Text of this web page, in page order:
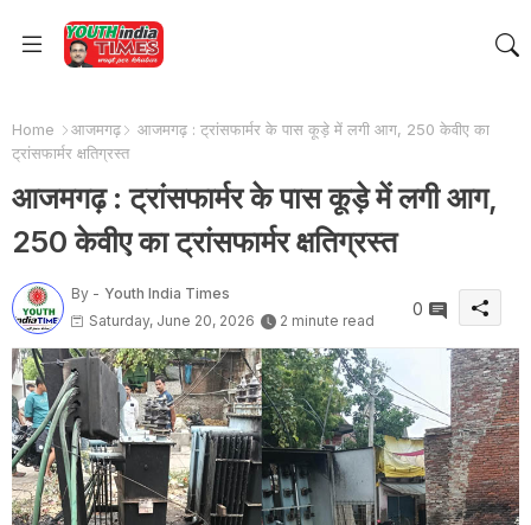
Home आजमगढ़
आजमगढ़ : ट्रांसफार्मर के पास कूड़े में लगी आग, 250 केवीए का
ट्रांसफार्मर क्षतिग्रस्त
आजमगढ़ : ट्रांसफार्मर के पास कूड़े में लगी आग,
250 केवीए का ट्रांसफार्मर क्षतिग्रस्त
By - Youth India Times
Saturday, June 20, 2026
2 minute read
0